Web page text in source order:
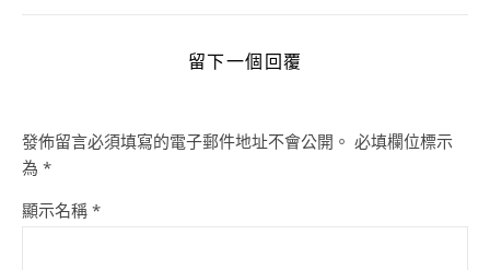
留下一個回覆
發佈留言必須填寫的電子郵件地址不會公開。 必填欄位標示
為 *
顯示名稱 *